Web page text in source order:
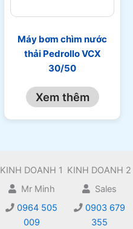
Máy bơm chìm nước
thải Pedrollo VCX
30/50
Xem thêm
KINH DOANH 1
Mr Minh
0964 505
009
KINH DOANH 2
Sales
0903 679
355